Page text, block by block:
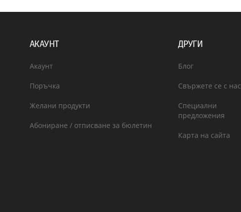
АКАУНТ
Акаунт
Поръчка
Желани продукти
Абониране / отписване за бюлетин
ДРУГИ
Блог
Свържете се с нас
Специални
предложения
Карта на сайта